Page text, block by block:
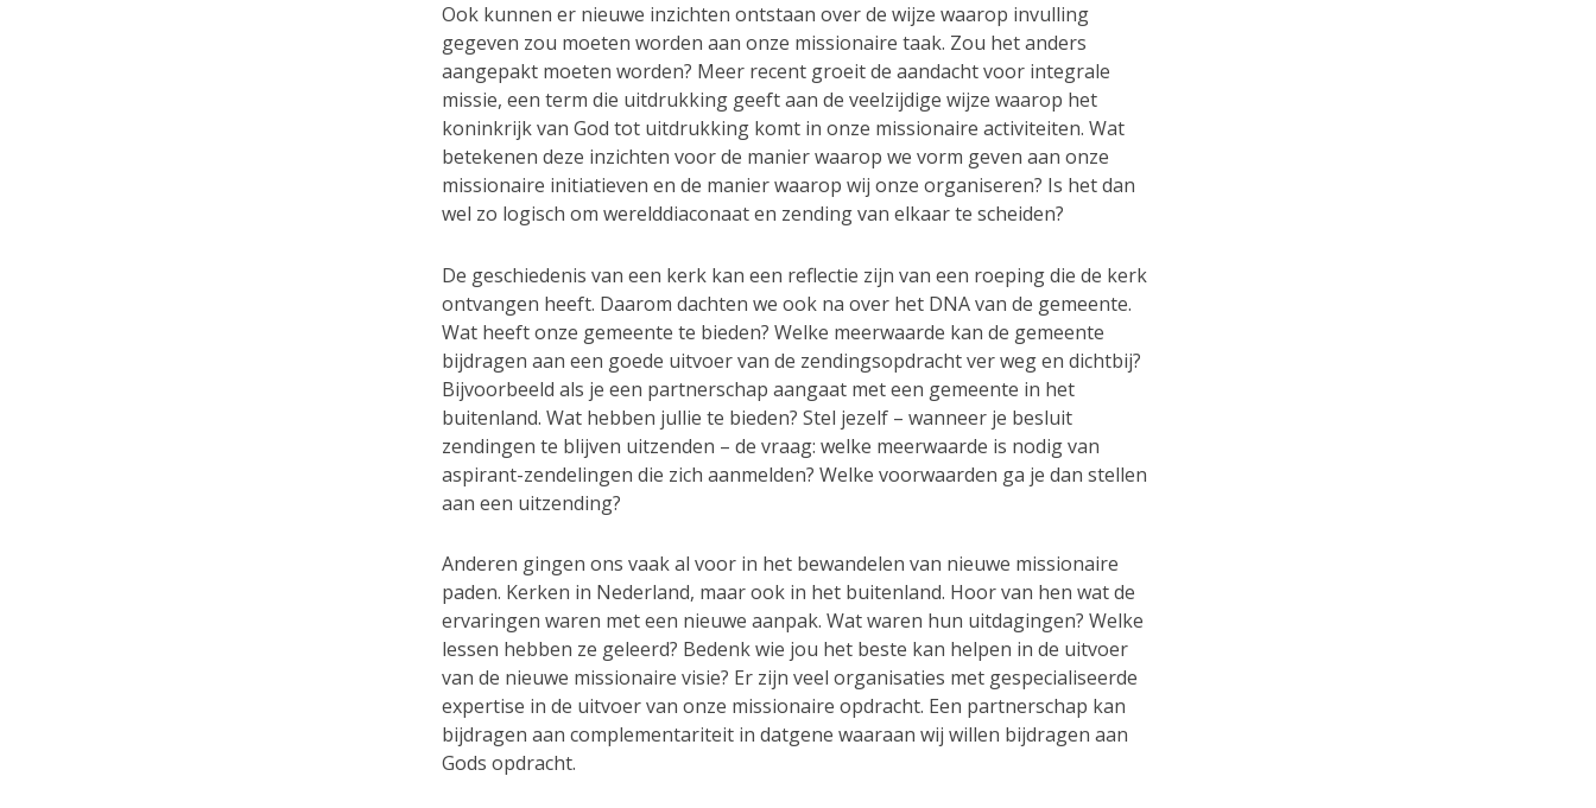
Ook kunnen er nieuwe inzichten ontstaan over de wijze waarop invulling
gegeven zou moeten worden aan onze missionaire taak. Zou het anders
aangepakt moeten worden? Meer recent groeit de aandacht voor integrale
missie, een term die uitdrukking geeft aan de veelzijdige wijze waarop het
koninkrijk van God tot uitdrukking komt in onze missionaire activiteiten. Wat
betekenen deze inzichten voor de manier waarop we vorm geven aan onze
missionaire initiatieven en de manier waarop wij onze organiseren? Is het dan
wel zo logisch om werelddiaconaat en zending van elkaar te scheiden?
De geschiedenis van een kerk kan een reflectie zijn van een roeping die de kerk
ontvangen heeft. Daarom dachten we ook na over het DNA van de gemeente.
Wat heeft onze gemeente te bieden? Welke meerwaarde kan de gemeente
bijdragen aan een goede uitvoer van de zendingsopdracht ver weg en dichtbij?
Bijvoorbeeld als je een partnerschap aangaat met een gemeente in het
buitenland. Wat hebben jullie te bieden? Stel jezelf – wanneer je besluit
zendingen te blijven uitzenden – de vraag: welke meerwaarde is nodig van
aspirant-zendelingen die zich aanmelden? Welke voorwaarden ga je dan stellen
aan een uitzending?
Anderen gingen ons vaak al voor in het bewandelen van nieuwe missionaire
paden. Kerken in Nederland, maar ook in het buitenland. Hoor van hen wat de
ervaringen waren met een nieuwe aanpak. Wat waren hun uitdagingen? Welke
lessen hebben ze geleerd? Bedenk wie jou het beste kan helpen in de uitvoer
van de nieuwe missionaire visie? Er zijn veel organisaties met gespecialiseerde
expertise in de uitvoer van onze missionaire opdracht. Een partnerschap kan
bijdragen aan complementariteit in datgene waaraan wij willen bijdragen aan
Gods opdracht.